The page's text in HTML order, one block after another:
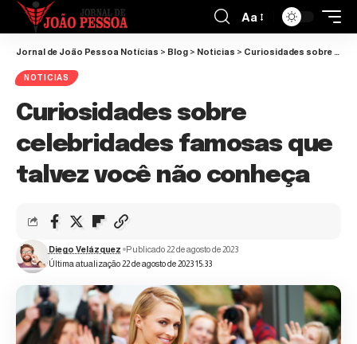
Aa
Jornal de João Pessoa Notícias > Blog > Noticias > Curiosidades sobre celebridades famosas que talvez você não conheça
NOTICIAS
Curiosidades sobre
celebridades famosas que
talvez você não conheça
Última atualização 22 de agosto de 2023 15:33
Diego Velázquez Publicado 22 de agosto de 2023